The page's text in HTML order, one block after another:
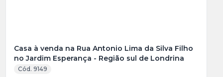
Casa à venda na Rua Antonio Lima da Silva Filho
no Jardim Esperança - Região sul de Londrina
Cód. 9149